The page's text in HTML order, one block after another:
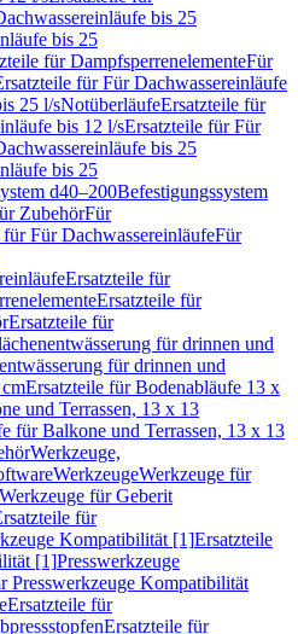
bis 25
bis 25
für DampfsperrenelementeFür
für Für Dachwassereinläufe
25 l/sNotüberläufeErsatzteile für
bis 12 l/sErsatzteile für Für
bis 25
bis 25
d40–200Befestigungssystem
ZubehörFür
für Für DachwassereinläufeFür
Ersatzteile für
Ersatzteile für
Ersatzteile für
für drinnen und
für drinnen und
Ersatzteile für Bodenabläufe 13 x
und Terrassen, 13 x 13
für Balkone und Terrassen, 13 x 13
Werkzeuge,
WerkzeugeWerkzeuge für
für Geberit
für
Kompatibilität [1]Ersatzteile
[1]Presswerkzeuge
Presswerkzeuge Kompatibilität
Ersatzteile für
Ersatzteile für